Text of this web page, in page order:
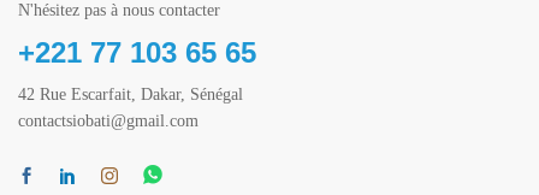
N'hésitez pas à nous contacter
+221 77 103 65 65
42 Rue Escarfait, Dakar, Sénégal
contactsiobati@gmail.com